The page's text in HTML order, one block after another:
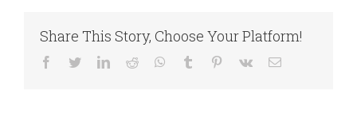
Share This Story, Choose Your Platform!
Facebook
TwitterLinkedIn
Reddit WhatsApp
Tumblr Pinterest
Vk Email